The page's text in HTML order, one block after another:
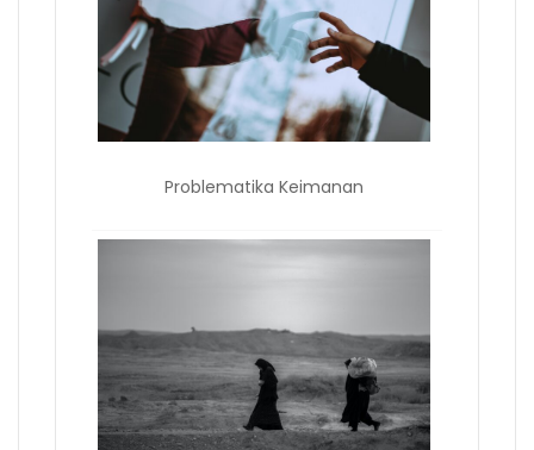
Problematika Keimanan